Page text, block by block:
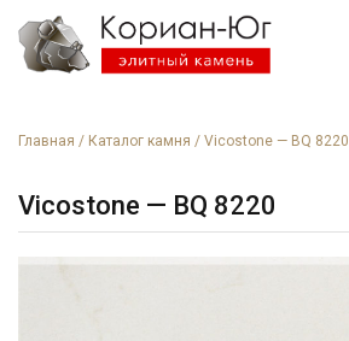
Главная / Каталог камня / Vicostone — BQ 8220
Vicostone — BQ 8220